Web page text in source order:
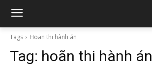
Tags Hoãn thi hành án
Tag: hoãn thi hành án